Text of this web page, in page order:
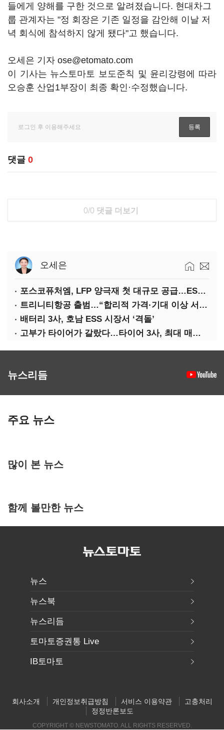
들에게 양해를 구한 것으로 알려졌습니다. 현대차그
룹 관계자는 "정 회장은 기존 일정을 감안해 이날 저
녁 회식에 참석하지 않게 됐다"고 했습니다.
오세은 기자 ose@etomato.com
이 기사는 뉴스토마토 보도준칙 및 윤리강령에 따라
오승훈 산업1부장이 최종 확인·수정했습니다.
댓글 0
0/0 댓글 더보기
오세은
포스코퓨처엠, LFP 양극재 첫 대규모 공급…ESS 시장 공략
트리니티항공 출범…“합리적 가격·기대 이상 서비스로 승부”
배터리 3사, 호남 ESS 시장서 ‘격돌’
고부가 타이어가 갈랐다…타이어 3사, 최대 매출에도 영업익 희비
뉴스리듬
주요 뉴스
많이 본 뉴스
함께 볼만한 뉴스
뉴스
뉴스북
뉴스리듬
토마토증권통 Live
IB토마토
회사소개 개인정보취급방침 서비스 이용약관
고충처리
정정반론보도
COPYRIGHT © NEWSTOMATO. ALL RIGHTS RESERVED.